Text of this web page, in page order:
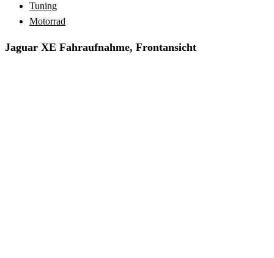
Tuning
Motorrad
Jaguar XE Fahraufnahme, Frontansicht